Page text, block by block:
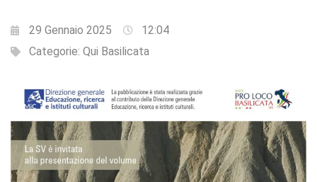
29 Gennaio 2025
12:04
Categorie: Qui Basilicata